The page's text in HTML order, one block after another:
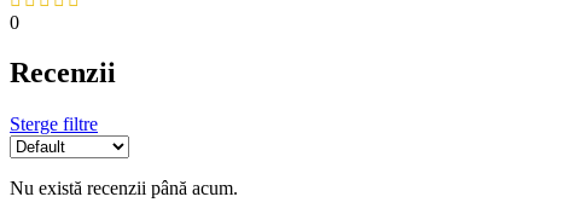
0
Recenzii
Sterge filtre
Nu există recenzii până acum.